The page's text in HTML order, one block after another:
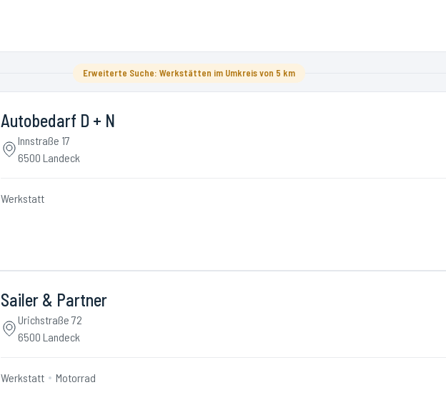
Erweiterte Suche: Werkstätten im Umkreis von 5 km
Autobedarf D + N
Innstraße 17
6500 Landeck
Werkstatt
Sailer & Partner
Urichstraße 72
6500 Landeck
Werkstatt Motorrad